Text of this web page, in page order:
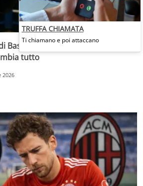
si è inserita la Juve di
tutto
2026
TRUFFA CHIAMATA
Ti chiamano e poi attaccano